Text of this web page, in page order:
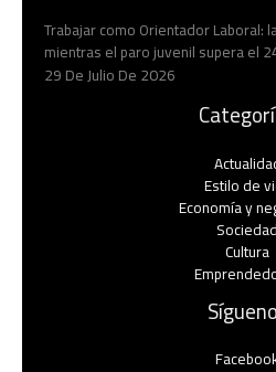
Trabajar como Orientador Laboral:
mientras el paro juvenil supera el
29 De Julio De 2026
Estilo de
Economía y
Sociedad
Cultura